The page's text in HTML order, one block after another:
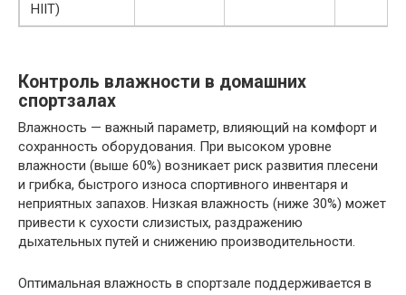
HIIT)
Контроль влажности в домашних
спортзалах
Влажность — важный параметр, влияющий на комфорт и
сохранность оборудования. При высоком уровне
влажности (выше 60%) возникает риск развития плесени
и грибка, быстрого износа спортивного инвентаря и
неприятных запахов. Низкая влажность (ниже 30%) может
привести к сухости слизистых, раздражению
дыхательных путей и снижению производительности.
Оптимальная влажность в спортзале поддерживается в